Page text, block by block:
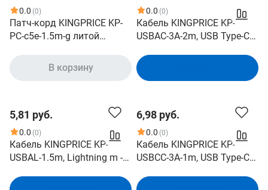
0.0 (0)
Патч-корд KINGPRICE KP-
PC-c5e-1.5m-g литой
пары, 26AWG, алюминий
В корзину
0.0 (0)
Кабель KINGPRICE KP-
USBAC-3A-2m, USB Type-C
черный
5,81 руб.
0.0 (0)
Кабель KINGPRICE KP-
USBAL-1.5m, Lightning m -
6,98 руб.
0.0 (0)
Кабель KINGPRICE KP-
USBCC-3A-1m, USB Type-C
черный